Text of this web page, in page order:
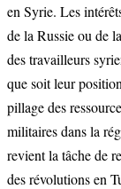
en Syrie. Les
de la Russie ou de
des travailleurs
que soit leur
pillage des
militaires dans la
revient la tâche de
des révolutions en